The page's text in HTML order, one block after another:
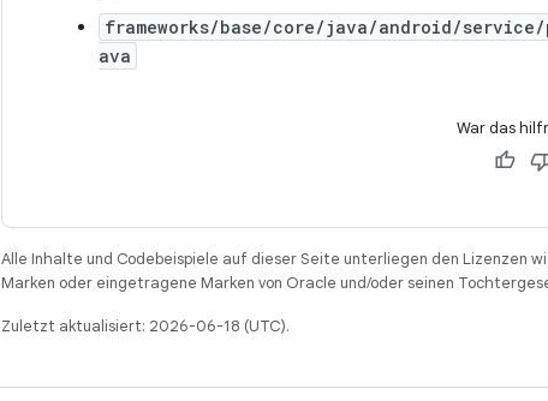
frameworks/base/core/java/android/
ava
War das
Alle Inhalte und Codebeispiele auf dieser Seite unterliegen den Lizenzen
Marken oder eingetragene Marken von Oracle und/oder seinen
Zuletzt aktualisiert: 2026-06-18 (UTC).